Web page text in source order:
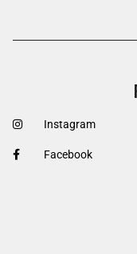
Instagram
Facebook